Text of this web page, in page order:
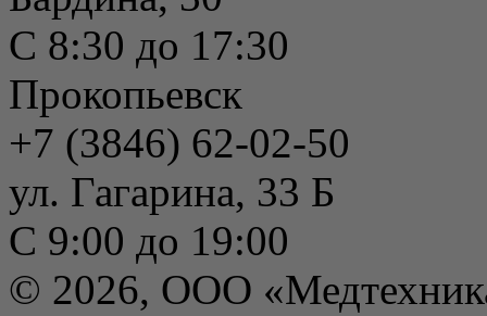
С 8:30 до 17:30
Прокопьевск
+7 (3846) 62-02-50
ул. Гагарина, 33 Б
С 9:00 до 19:00
© 2026, ООО